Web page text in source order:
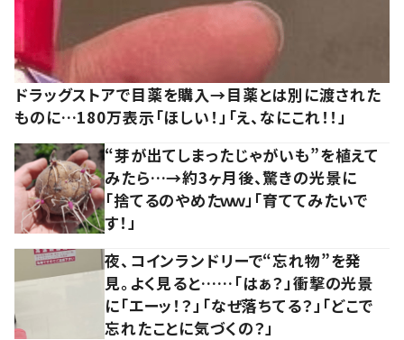
ドラッグストアで目薬を購入→目薬とは別に渡された
ものに…180万表示「ほしい！」「え、なにこれ！！」
“芽が出てしまったじゃがいも”を植えて
みたら…→約3ヶ月後、驚きの光景に
「捨てるのやめたｗｗ」「育ててみたいで
す！」
夜、コインランドリーで“忘れ物”を発
見。よく見ると……「はぁ？」衝撃の光景
に「エーッ！？」「なぜ落ちてる？」「どこで
忘れたことに気づくの？」